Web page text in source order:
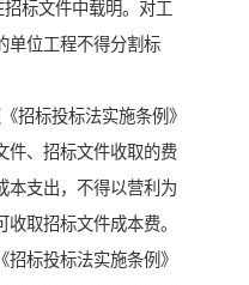
标文件中载明。对工
单位工程不得分割标
招标投标法实施条例》
件、招标文件收取的费
本支出，不得以营利为
取招标文件成本费。
标投标法实施条例》